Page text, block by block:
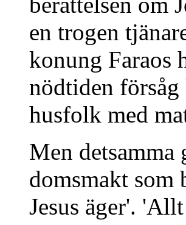
en trogen
konung Faraos
nödtiden
husfolk med
Men detsamma
domsmakt som
Jesus äger'.